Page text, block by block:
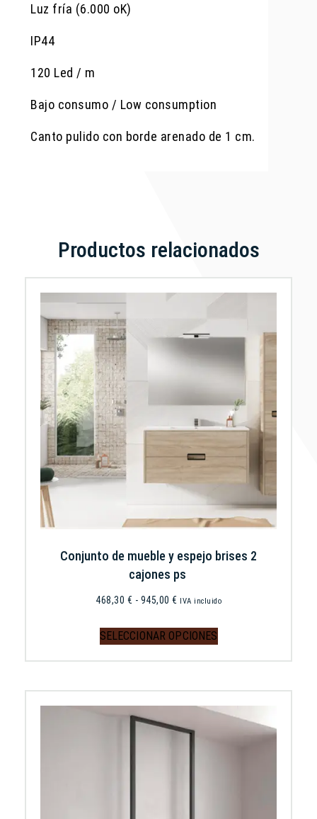
Luz fría (6.000 oK)
IP44
120 Led / m
Bajo consumo / Low consumption
Canto pulido con borde arenado de 1 cm.
Productos relacionados
Conjunto de mueble y espejo brises 2
cajones ps
468,30 € - 945,00 € IVA incluido
SELECCIONAR OPCIONES